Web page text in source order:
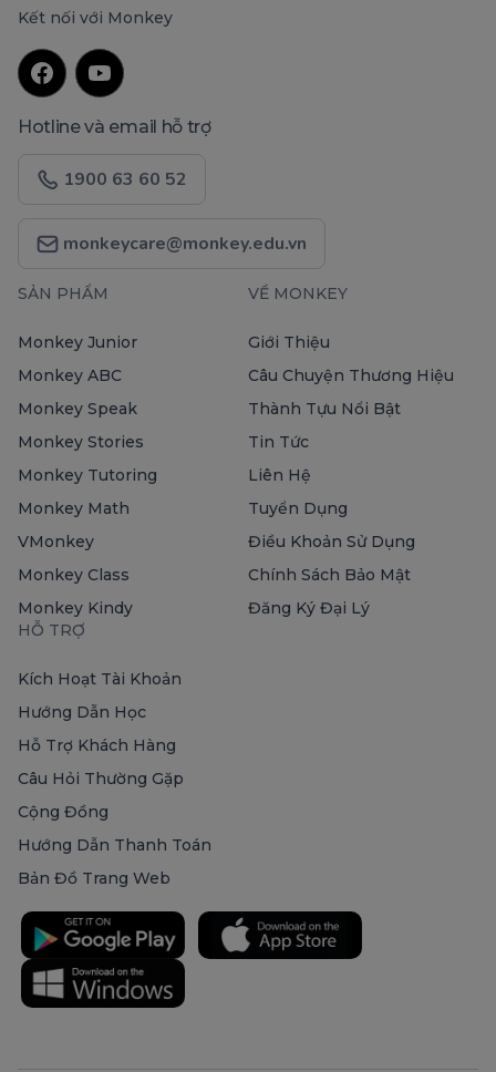
Kết nối với Monkey
Hotline và email hỗ trợ
1900 63 60 52
monkeycare@monkey.edu.vn
SẢN PHẨM
Monkey Junior
Monkey ABC
Monkey Speak
Monkey Stories
Monkey Tutoring
Monkey Math
VMonkey
Monkey Class
Monkey Kindy
VỀ MONKEY
Giới Thiệu
Câu Chuyện Thương Hiệu
Thành Tựu Nổi Bật
Tin Tức
Liên Hệ
Tuyển Dụng
Điều Khoản Sử Dụng
Chính Sách Bảo Mật
Đăng Ký Đại Lý
HỖ TRỢ
Kích Hoạt Tài Khoản
Hướng Dẫn Học
Hỗ Trợ Khách Hàng
Câu Hỏi Thường Gặp
Cộng Đồng
Hướng Dẫn Thanh Toán
Bản Đồ Trang Web